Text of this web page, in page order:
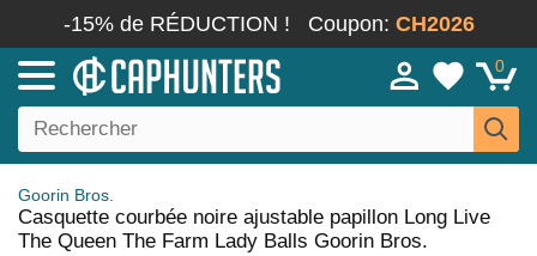
-15% de RÉDUCTION ! Coupon: CH2026
0
Goorin Bros.
Casquette courbée noire ajustable papillon Long Live
The Queen The Farm Lady Balls Goorin Bros.